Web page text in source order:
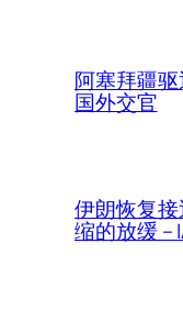
阿塞拜疆
国外交官
伊朗恢复
缩的放缓 –